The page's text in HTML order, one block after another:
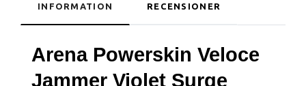
INFORMATION RECENSIONER
Arena Powerskin Veloce
Jammer Violet Surge